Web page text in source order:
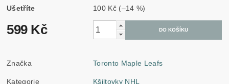
Ušetříte 100 Kč (–14 %)
599 Kč
Značka Toronto Maple Leafs
Kategorie Kšiltovky NHL